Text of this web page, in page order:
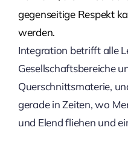
gegenseitige Respekt
werden.
Integration betrifft alle
Gesellschaftsbereiche
Querschnittsmaterie,
gerade in Zeiten, wo
und Elend fliehen und